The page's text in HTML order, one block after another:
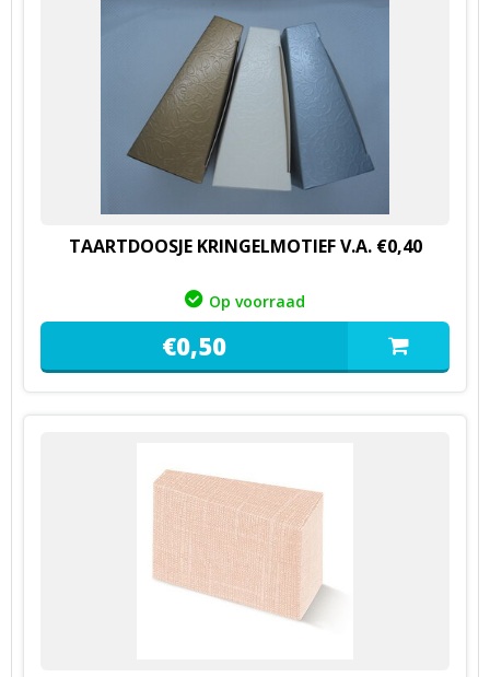
TAARTDOOSJE KRINGELMOTIEF V.A. €0,40
Op voorraad
€0,50